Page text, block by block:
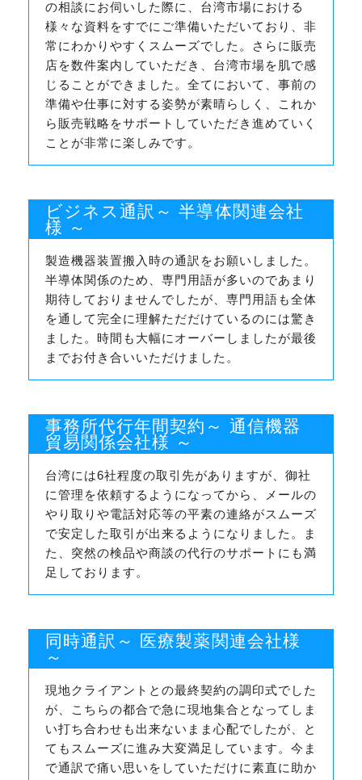
の相談にお伺いした際に、台湾市場における
様々な資料をすでにご準備いただいており、非
常にわかりやすくスムーズでした。さらに販売
店を数件案内していただき、台湾市場を肌で感
じることができました。全てにおいて、事前の
準備や仕事に対する姿勢が素晴らしく、これか
ら販売戦略をサポートしていただき進めていく
ことが非常に楽しみです。
ビジネス通訳～ 半導体関連会社
様 ～
製造機器装置搬入時の通訳をお願いしました。
半導体関係のため、専門用語が多いのであまり
期待しておりませんでしたが、専門用語も全体
を通して完全に理解ただだけているのには驚き
ました。時間も大幅にオーバーしましたが最後
までお付き合いいただけました。
事務所代行年間契約～ 通信機器
貿易関係会社様 ～
台湾には6社程度の取引先がありますが、御社
に管理を依頼するようになってから、メールの
やり取りや電話対応等の平素の連絡がスムーズ
で安定した取引が出来るようになりました。ま
た、突然の検品や商談の代行のサポートにも満
足しております。
同時通訳～ 医療製薬関連会社様
～
現地クライアントとの最終契約の調印式でした
が、こちらの都合で急に現地集合となってしま
い打ち合わせも出来ないまま心配でしたが、と
てもスムーズに進み大変満足しています。今ま
で通訳で痛い思いをしていただけに素直に助か